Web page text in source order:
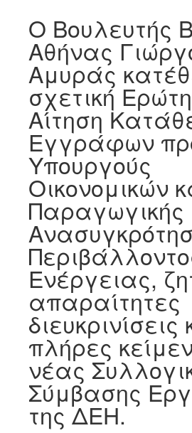
Ο Βουλευτής
Αθήνας
Αμυράς
σχετική
Αίτηση
Εγγράφων
Υπουργούς
Οικονομικών
Παραγωγικής
Ενέργειας,
απαραίτητες
διευκρινίσεις
πλήρες
νέας
Σύμβασης
της ΔΕΗ.